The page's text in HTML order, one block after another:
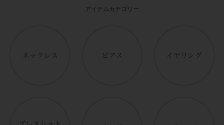
アイテムカテゴリー